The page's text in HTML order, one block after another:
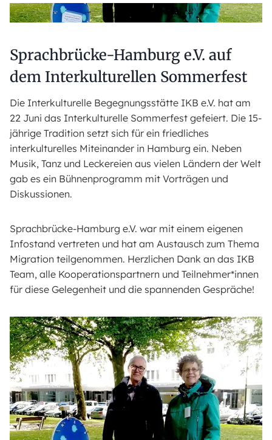
Sprachbrücke-Hamburg e.V. auf
dem Interkulturellen Sommerfest
Die Interkulturelle Begegnungsstätte IKB e.V. hat am
22 Juni das Interkulturelle Sommerfest gefeiert. Die 15-
jährige Tradition setzt sich für ein friedliches
interkulturelles Miteinander in Hamburg ein. Neben
Musik, Tanz und Leckereien aus vielen Ländern der Welt
gab es ein Bühnenprogramm mit Vorträgen und
Diskussionen.
Sprachbrücke-Hamburg e.V. war mit einem eigenen
Infostand vertreten und hat am Austausch zum Thema
Migration teilgenommen. Herzlichen Dank an das IKB
Team, alle Kooperationspartnern und Teilnehmer*innen
für diese Gelegenheit und die spannenden Gespräche!